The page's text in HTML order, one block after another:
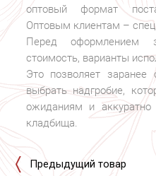
оптовый формат
Оптовым клиентам –
Перед оформлением
стоимость, варианты
Это позволяет заранее
выбрать надгробие,
ожиданиям и аккуратно
кладбища.
Предыдущий товар